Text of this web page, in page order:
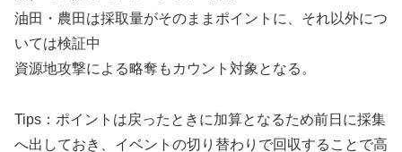
油田・農田は採取量がそのままポイントに、それ以外につ
いては検証中
資源地攻撃による略奪もカウント対象となる。
Tips：ポイントは戻ったときに加算となるため前日に採集
へ出しておき、イベントの切り替わりで回収することで高